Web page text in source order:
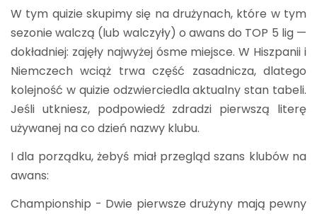
W tym quizie skupimy się na drużynach, które w tym
sezonie walczą (lub walczyły) o awans do TOP 5 lig —
dokładniej: zajęły najwyżej ósme miejsce. W Hiszpanii i
Niemczech wciąż trwa część zasadnicza, dlatego
kolejność w quizie odzwierciedla aktualny stan tabeli.
Jeśli utkniesz, podpowiedź zdradzi pierwszą literę
używanej na co dzień nazwy klubu.
I dla porządku, żebyś miał przegląd szans klubów na
awans:
Championship - Dwie pierwsze drużyny mają pewny